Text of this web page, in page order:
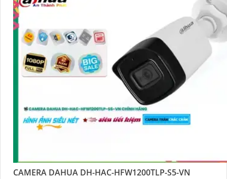
CAMERA DAHUA DH-HAC-HFW1200TLP-S5-VN